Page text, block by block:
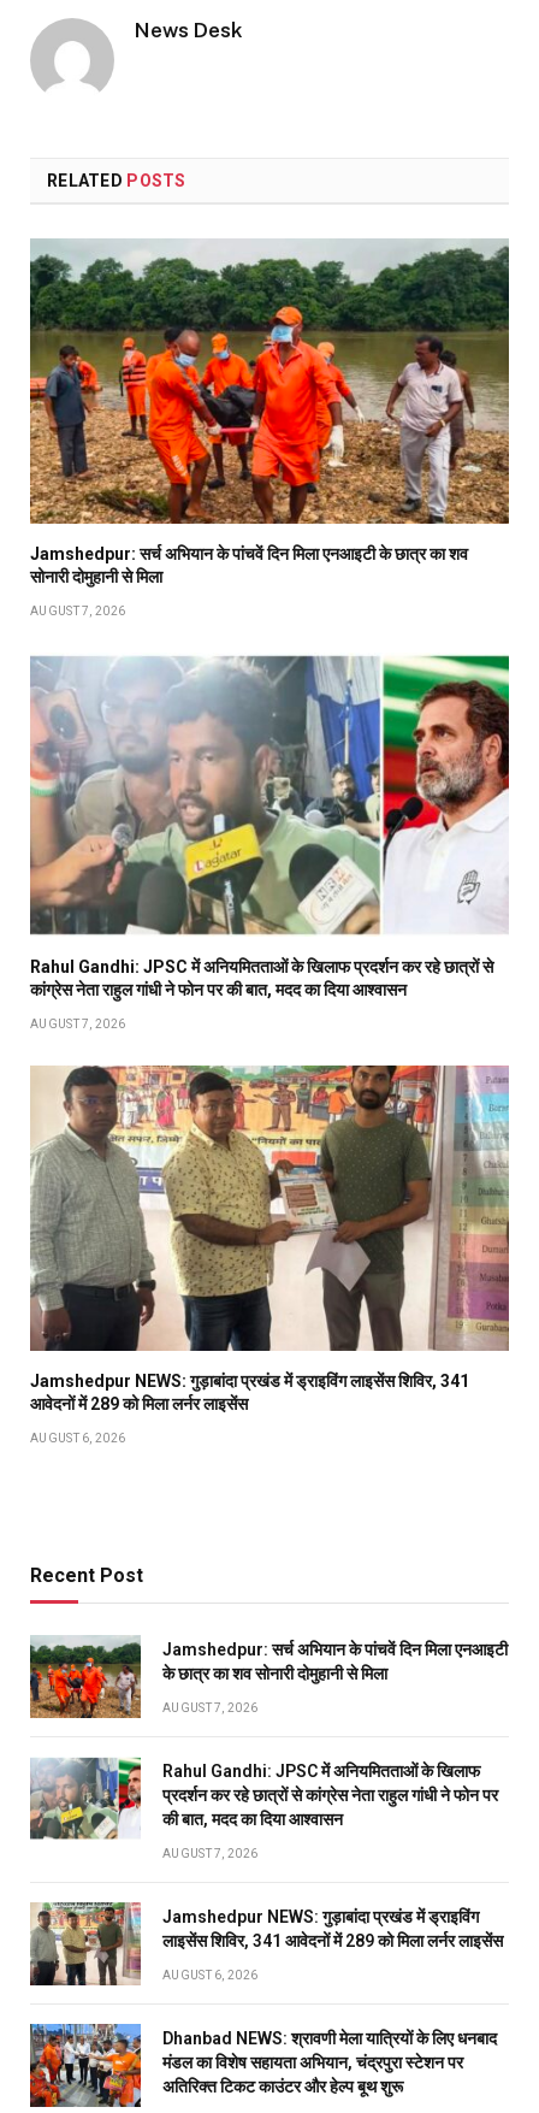
News Desk
RELATED POSTS
Jamshedpur: सर्च अभियान के पांचवें दिन मिला एनआइटी के छात्र का शव
सोनारी दोमुहानी से मिला
AUGUST 7, 2026
Rahul Gandhi: JPSC में अनियमितताओं के खिलाफ प्रदर्शन कर रहे छात्रों से
कांग्रेस नेता राहुल गांधी ने फोन पर की बात, मदद का दिया आश्वासन
AUGUST 7, 2026
Jamshedpur NEWS: गुड़ाबांदा प्रखंड में ड्राइविंग लाइसेंस शिविर, 341
आवेदनों में 289 को मिला लर्नर लाइसेंस
AUGUST 6, 2026
Recent Post
Jamshedpur: सर्च अभियान के पांचवें दिन मिला एनआइटी
के छात्र का शव सोनारी दोमुहानी से मिला
AUGUST 7, 2026
Rahul Gandhi: JPSC में अनियमितताओं के खिलाफ
प्रदर्शन कर रहे छात्रों से कांग्रेस नेता राहुल गांधी ने फोन पर
की बात, मदद का दिया आश्वासन
AUGUST 7, 2026
Jamshedpur NEWS: गुड़ाबांदा प्रखंड में ड्राइविंग
लाइसेंस शिविर, 341 आवेदनों में 289 को मिला लर्नर लाइसेंस
AUGUST 6, 2026
Dhanbad NEWS: श्रावणी मेला यात्रियों के लिए धनबाद
मंडल का विशेष सहायता अभियान, चंद्रपुरा स्टेशन पर
अतिरिक्त टिकट काउंटर और हेल्प बूथ शुरू